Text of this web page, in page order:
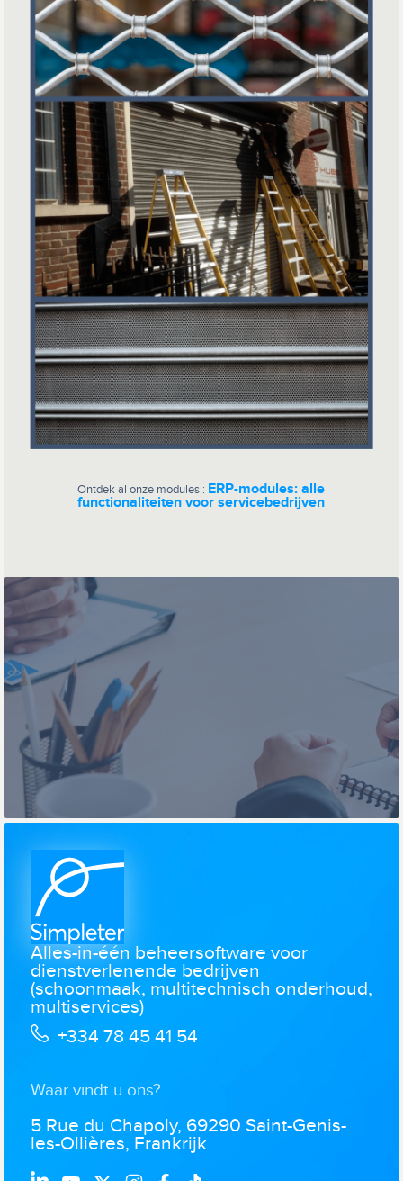
Ontdek al onze modules : ERP-modules: alle
functionaliteiten voor servicebedrijven
Alles-in-één beheersoftware voor
dienstverlenende bedrijven
(schoonmaak, multitechnisch onderhoud,
multiservices)
+334 78 45 41 54
Waar vindt u ons?
5 Rue du Chapoly, 69290 Saint-Genis-
les-Ollières, Frankrijk